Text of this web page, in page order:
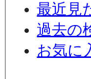
最近見
過去の
お気に